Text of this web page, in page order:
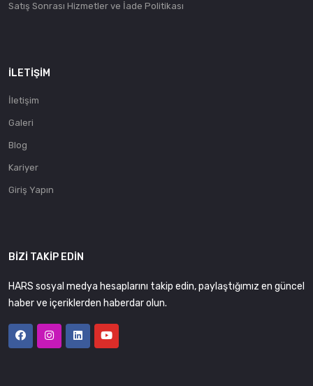
Satış Sonrası Hizmetler ve İade Politikası
İLETIŞIM
İletişim
Galeri
Blog
Kariyer
Giriş Yapın
BIZI TAKIP EDIN
HARS sosyal medya hesaplarını takip edin, paylaştığımız en güncel
haber ve içeriklerden haberdar olun.